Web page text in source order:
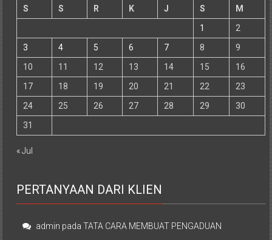
S
S R K J S
M
1
2
3
4 5 6 7 8
9
10
11 12 13 14 15
16
17
18 19 20 21 22
23
24
25 26 27 28 29
30
31
« Jul
PERTANYAAN DARI KLIEN
admin padaTATA CARA MEMBUAT PENGADUAN